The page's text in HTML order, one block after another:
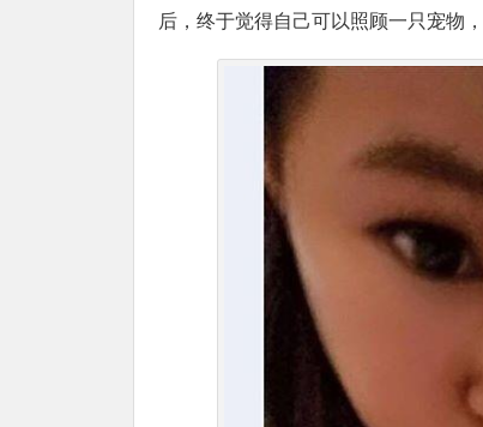
后，终于觉得自己可以照顾一只宠物